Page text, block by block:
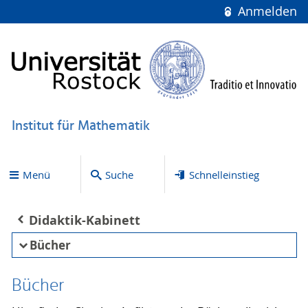
Anmelden
Institut für Mathematik
Menü Suche Schnelleinstieg
Didaktik-Kabinett
Bücher
Bücher